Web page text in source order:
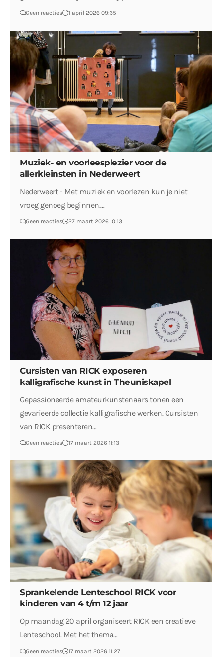
Geen reacties 1 april 2026 09:35
Muziek- en voorleesplezier voor de
allerkleinsten in Nederweert
Nederweert - Met muziek en voorlezen kun je niet
vroeg genoeg beginnen.…
Geen reacties 27 maart 2026 10:13
Cursisten van RICK exposeren
kalligrafische kunst in Theuniskapel
Gepassioneerde amateurkunstenaars tonen een
gevarieerde collectie kalligrafische werken. Cursisten
van RICK presenteren…
Geen reacties 17 maart 2026 11:13
Sprankelende Lenteschool RICK voor
kinderen van 4 t/m 12 jaar
Op maandag 20 april organiseert RICK een creatieve
Lenteschool. Met het thema…
Geen reacties 17 maart 2026 11:27